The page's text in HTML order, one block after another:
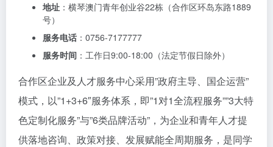
地址 ：横琴澳门青年创业谷22栋（合作区环岛东路1889
号）
服务电话 ：0756-7177777
服务时间 ：工作日9:00-18:00（法定节假日除外）
合作区企业及人才服务中心采用”政府主导、国企运营”
模式，以”1+3+6″服务体系，即”1对1全流程服务””3大特
色定制化服务”与”6类品牌活动”，为企业和青年人才提
供落地咨询、政策对接、发展赋能全周期服务，是同学